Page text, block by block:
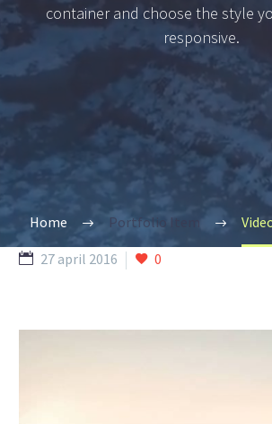
container and choose the style
responsive.
Home Portfolio Item
27 april 2016 0